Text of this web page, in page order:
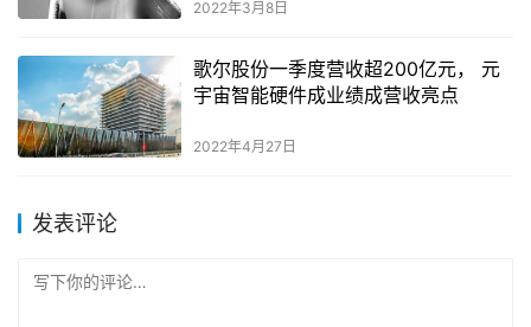
2022年3月8日
歌尔股份一季度营收超200亿元， 元
宇宙智能硬件成业绩成营收亮点
2022年4月27日
发表评论